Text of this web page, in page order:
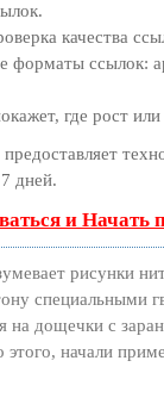
качества
форматы ссылок:
где рост
дней.
и Начать
рисунки
специальными
на дощечки с
этого, начали